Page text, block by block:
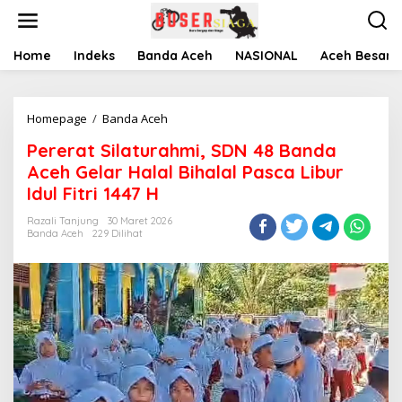
t
Home Indeks Banda Aceh NASIONAL Aceh Besar
Homepage / Banda Aceh
r
e
r
t
l
a
t
u
r
a
h
m
i
Pererat Silaturahmi, SDN 48 Banda
Aceh Gelar Halal Bihalal Pasca Libur
Idul Fitri 1447 H
Razali Tanjung
30 Maret 2026
Banda Aceh
229 Dilihat